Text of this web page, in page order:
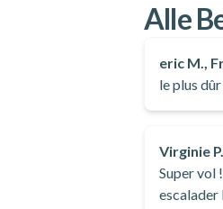
Alle
eric M.,
le plus
Virginie
Super vol
escalader